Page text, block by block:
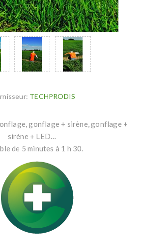
TECHPRODIS
gonflage + sirène, gonflage +
sirène + LED…
de 5 minutes à 1 h 30.